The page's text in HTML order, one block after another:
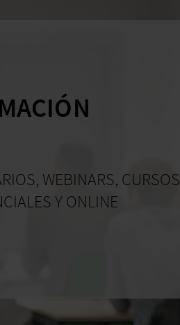
Suisse | Français
WEBINARS, CURSOS
Y ONLINE